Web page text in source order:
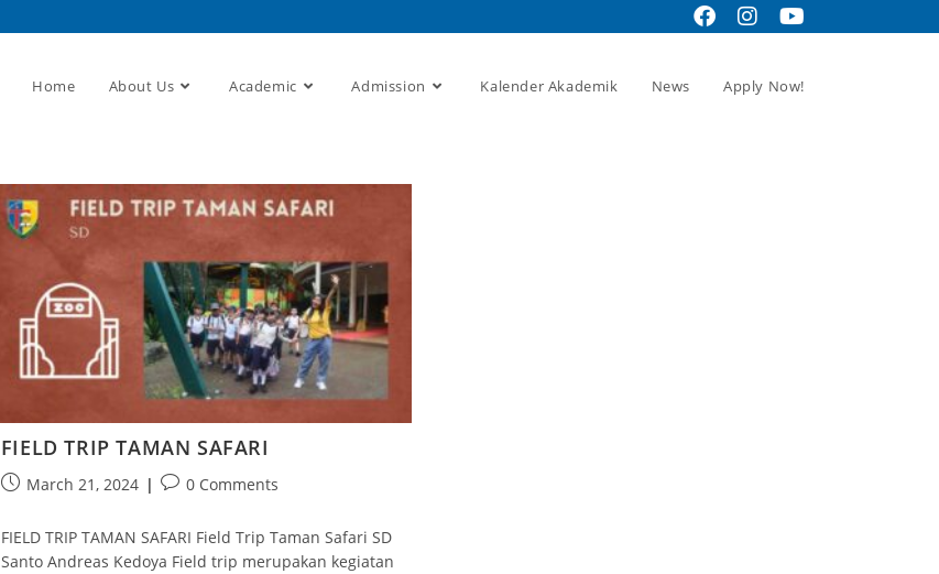
Home About Us Academic Admission Kalender Akademik News Apply Now!
FIELD TRIP TAMAN SAFARI
March 21, 2024 0 Comments
FIELD TRIP TAMAN SAFARI Field Trip Taman Safari SD
Santo Andreas Kedoya Field trip merupakan kegiatan